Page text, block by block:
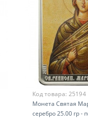
Код товара: 25194
Монета Святая
серебро 25.00 гр -